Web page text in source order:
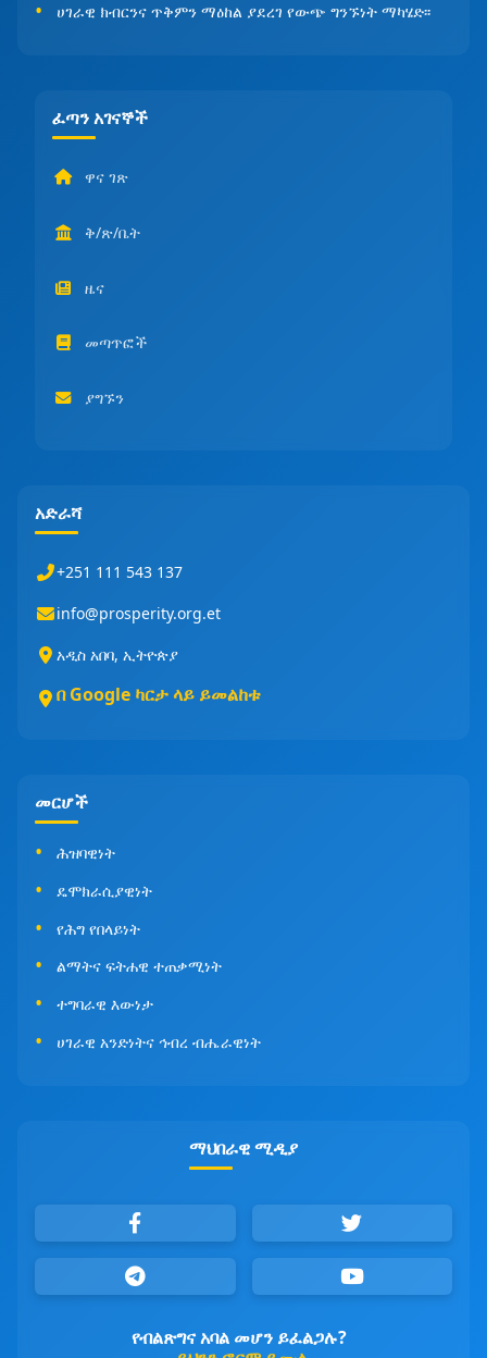
ሀገራዊ ክብርንና ጥቅምን ማዕከል ያደረገ የውጭ ግንኙነት ማካሄድ፡፡
ፈጣን አገናኞች
ዋና ገጽ
ቅ/ጽ/ቤት
ዜና
መጣጥፎች
ያግኙን
አድራሻ
+251 111 543 137
info@prosperity.org.et
አዲስ አበባ, ኢትዮጵያ
በ Google ካርታ ላይ ይመልከቱ
መርሆች
ሕዝባዊነት
ዴሞክራሲያዊነት
የሕግ የበላይነት
ልማትና ፍትሐዊ ተጠቃሚነት
ተግባራዊ እውነታ
ሀገራዊ አንድነትና ኅብረ ብሔራዊነት
ማህበራዊ ሚዲያ
የብልጽግና አባል መሆን ይፈልጋሉ?